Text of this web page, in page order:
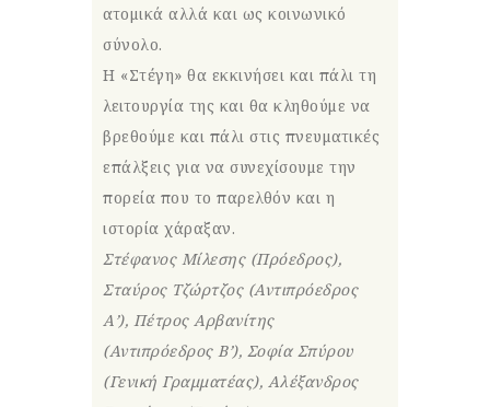
ατομικά αλλά και ως κοινωνικό
σύνολο.
Η «Στέγη» θα εκκινήσει και πάλι τη
λειτουργία της και θα κληθούμε να
βρεθούμε και πάλι στις πνευματικές
επάλξεις για να συνεχίσουμε την
πορεία που το παρελθόν και η
ιστορία χάραξαν.
Στέφανος Μίλεσης (Πρόεδρος),
Σταύρος Τζώρτζος (Αντιπρόεδρος
Α’), Πέτρος Αρβανίτης
(Αντιπρόεδρος Β’), Σοφία Σπύρου
(Γενική Γραμματέας), Αλέξανδρος